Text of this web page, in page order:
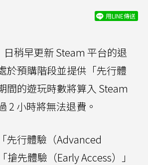
用LINE傳送
日稍早更新 Steam 平台的退
於預購階段並提供「先行體
間的遊玩時數將算入 Steam
2 小時將無法退費。
先行體驗（Advanced
搶先體驗（Early Access）」